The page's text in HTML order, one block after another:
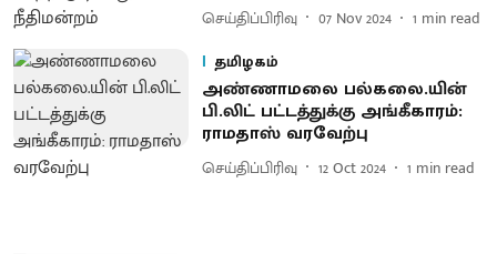
செய்திப்பிரிவு 07 Nov 2024 1 min read
தமிழகம்
அண்ணாமலை பல்கலை.யின்
பி.லிட் பட்டத்துக்கு அங்கீகாரம்:
ராமதாஸ் வரவேற்பு
செய்திப்பிரிவு 12 Oct 2024 1 min read